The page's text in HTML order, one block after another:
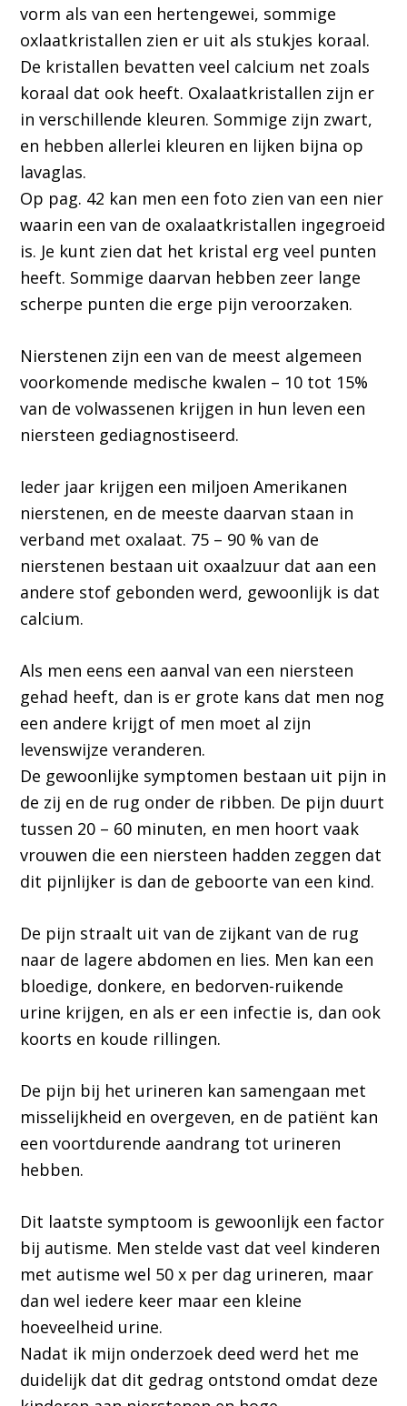
vorm als van een hertengewei, sommige
oxlaatkristallen zien er uit als stukjes koraal.
De kristallen bevatten veel calcium net zoals
koraal dat ook heeft. Oxalaatkristallen zijn er
in verschillende kleuren. Sommige zijn zwart,
en hebben allerlei kleuren en lijken bijna op
lavaglas.
Op pag. 42 kan men een foto zien van een nier
waarin een van de oxalaatkristallen ingegroeid
is. Je kunt zien dat het kristal erg veel punten
heeft. Sommige daarvan hebben zeer lange
scherpe punten die erge pijn veroorzaken.
Nierstenen zijn een van de meest algemeen
voorkomende medische kwalen – 10 tot 15%
van de volwassenen krijgen in hun leven een
niersteen gediagnostiseerd.
Ieder jaar krijgen een miljoen Amerikanen
nierstenen, en de meeste daarvan staan in
verband met oxalaat. 75 – 90 % van de
nierstenen bestaan uit oxaalzuur dat aan een
andere stof gebonden werd, gewoonlijk is dat
calcium.
Als men eens een aanval van een niersteen
gehad heeft, dan is er grote kans dat men nog
een andere krijgt of men moet al zijn
levenswijze veranderen.
De gewoonlijke symptomen bestaan uit pijn in
de zij en de rug onder de ribben. De pijn duurt
tussen 20 – 60 minuten, en men hoort vaak
vrouwen die een niersteen hadden zeggen dat
dit pijnlijker is dan de geboorte van een kind.
De pijn straalt uit van de zijkant van de rug
naar de lagere abdomen en lies. Men kan een
bloedige, donkere, en bedorven-ruikende
urine krijgen, en als er een infectie is, dan ook
koorts en koude rillingen.
De pijn bij het urineren kan samengaan met
misselijkheid en overgeven, en de patiënt kan
een voortdurende aandrang tot urineren
hebben.
Dit laatste symptoom is gewoonlijk een factor
bij autisme. Men stelde vast dat veel kinderen
met autisme wel 50 x per dag urineren, maar
dan wel iedere keer maar een kleine
hoeveelheid urine.
Nadat ik mijn onderzoek deed werd het me
duidelijk dat dit gedrag ontstond omdat deze